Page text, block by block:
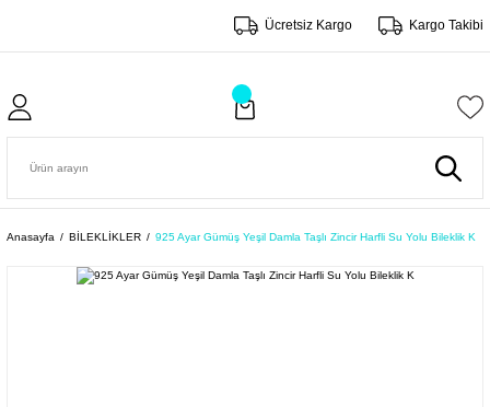
Ücretsiz Kargo Kargo Takibi
Anasayfa BİLEKLİKLER 925 Ayar Gümüş Yeşil Damla Taşlı Zincir Harfli Su Yolu Bileklik K